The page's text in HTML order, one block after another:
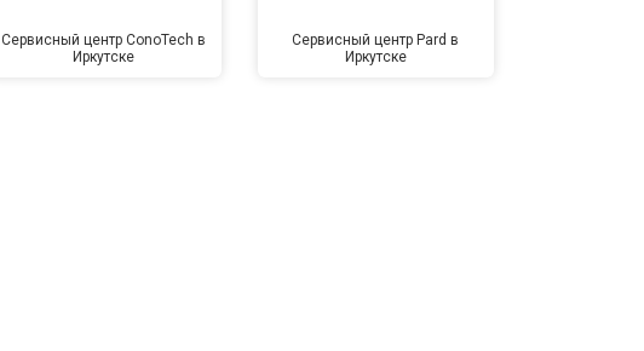
Сервисный центр ConoTech в
Иркутске
Сервисный центр Pard в
Иркутске